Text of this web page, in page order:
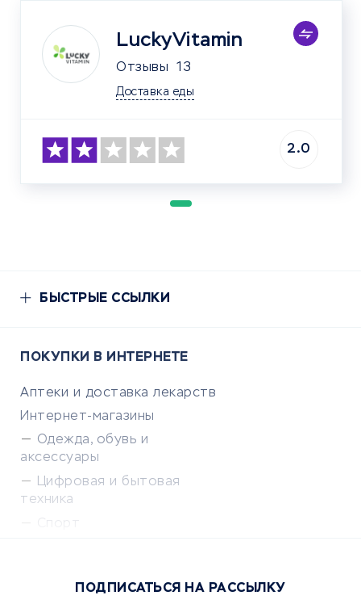
LuckyVitamin
Отзывы 13
Доставка еды
2.0
БЫСТРЫЕ ССЫЛКИ
ПОКУПКИ В ИНТЕРНЕТЕ
Аптеки и доставка лекарств
Интернет-магазины
Одежда, обувь и
аксессуары
Цифровая и бытовая
техника
Сервисы доставки
ПОДПИСАТЬСЯ НА РАССЫЛКУ